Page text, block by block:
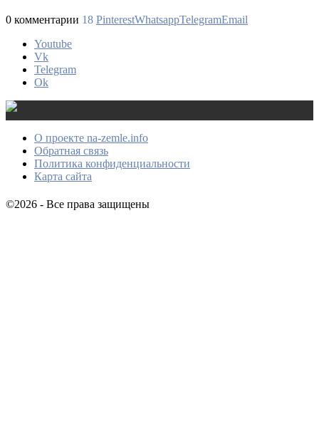
0 комментарии 18 PinterestWhatsappTelegramEmail
Youtube
Vk
Telegram
Ok
О проекте na-zemle.info
Обратная связь
Политика конфиденциальности
Карта сайта
©2026 - Все права защищены